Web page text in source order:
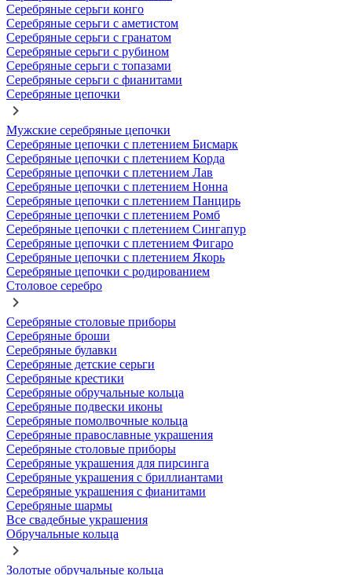
Серебряные серьги конго
Серебряные серьги с аметистом
Серебряные серьги с гранатом
Серебряные серьги с рубином
Серебряные серьги с топазами
Серебряные серьги с фианитами
Серебряные цепочки
Мужские серебряные цепочки
Серебряные цепочки с плетением Бисмарк
Серебряные цепочки с плетением Корда
Серебряные цепочки с плетением Лав
Серебряные цепочки с плетением Нонна
Серебряные цепочки с плетением Панцирь
Серебряные цепочки с плетением Ромб
Серебряные цепочки с плетением Сингапур
Серебряные цепочки с плетением Фигаро
Серебряные цепочки с плетением Якорь
Серебряные цепочки с родированием
Столовое серебро
Серебряные столовые приборы
Серебряные броши
Серебряные булавки
Серебряные детские серьги
Серебряные крестики
Серебряные обручальные кольца
Серебряные подвески иконы
Серебряные помолвочные кольца
Серебряные православные украшения
Серебряные столовые приборы
Серебряные украшения для пирсинга
Серебряные украшения с бриллиантами
Серебряные украшения с фианитами
Серебряные шармы
Все свадебные украшения
Обручальные кольца
Золотые обручальные кольца